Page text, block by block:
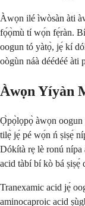
Àwọn ilé ìwòsàn àti
fọ́ọ̀mù tí wọ́n fẹ́ràn.
oogun tó yàtọ̀, jẹ́ kí
oògùn náà déédéé àti
Àwọn Yíyàn
Ọ̀pọ̀lọpọ̀ àwọn
tilẹ̀ jẹ́ pé wọ́n ń ṣiṣẹ́
Dókítà rẹ lè ronú
acid tàbí bí kò bá ṣiṣẹ́
Tranexamic acid jẹ́
aminocaproic acid